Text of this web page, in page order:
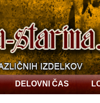
DELOVNI ČAS